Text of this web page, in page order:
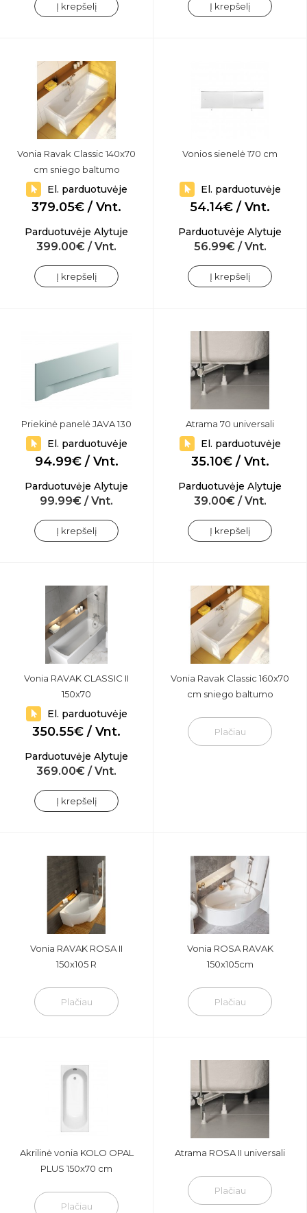
Į krepšelį Į krepšelį
Vonia Ravak Classic 140x70
cm sniego baltumo
El. parduotuvėje
379.05€ / Vnt.
Parduotuvėje Alytuje
399.00€ / Vnt.
Į krepšelį
Vonios sienelė 170 cm
El. parduotuvėje
54.14€ / Vnt.
Parduotuvėje Alytuje
56.99€ / Vnt.
Į krepšelį
Priekinė panelė JAVA 130
El. parduotuvėje
94.99€ / Vnt.
Parduotuvėje Alytuje
99.99€ / Vnt.
Į krepšelį
Atrama 70 universali
El. parduotuvėje
35.10€ / Vnt.
Parduotuvėje Alytuje
39.00€ / Vnt.
Į krepšelį
Vonia RAVAK CLASSIC II
150x70
El. parduotuvėje
350.55€ / Vnt.
Parduotuvėje Alytuje
369.00€ / Vnt.
Į krepšelį
Vonia Ravak Classic 160x70
cm sniego baltumo
Plačiau
Vonia RAVAK ROSA II
150x105 R
Plačiau
Vonia ROSA RAVAK
150x105cm
Plačiau
Akrilinė vonia KOLO OPAL
PLUS 150x70 cm
Plačiau
Atrama ROSA II universali
Plačiau